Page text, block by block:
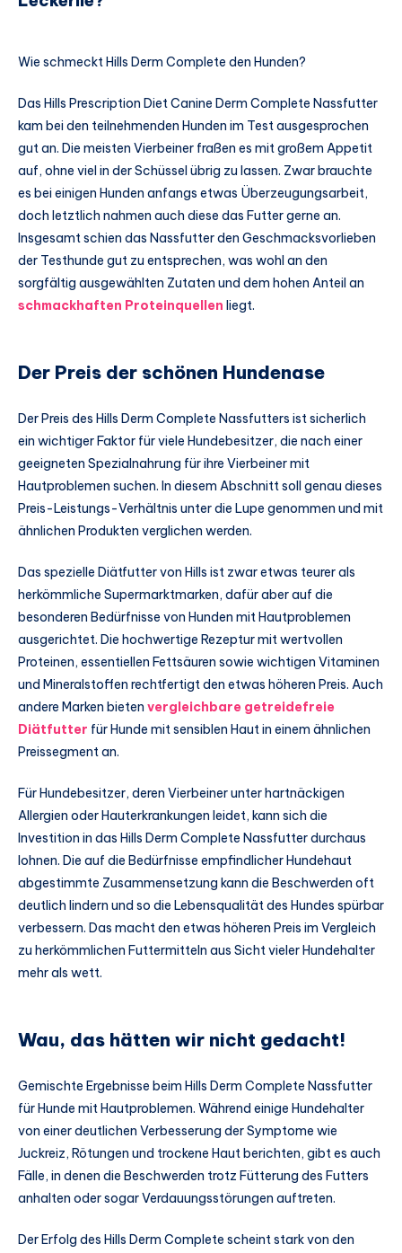
Wie schmeckt Hills Derm Complete den Hunden?
Das Hills Prescription Diet Canine Derm Complete Nassfutter
kam bei den teilnehmenden Hunden im Test ausgesprochen
gut an. Die meisten Vierbeiner fraßen es mit großem Appetit
auf, ohne viel in der Schüssel übrig zu lassen. Zwar brauchte
es bei einigen Hunden anfangs etwas Überzeugungsarbeit,
doch letztlich nahmen auch diese das Futter gerne an.
Insgesamt schien das Nassfutter den Geschmacksvorlieben
der Testhunde gut zu entsprechen, was wohl an den
sorgfältig ausgewählten Zutaten und dem hohen Anteil an
schmackhaften Proteinquellen liegt.
Der Preis der schönen Hundenase
Der Preis des Hills Derm Complete Nassfutters ist sicherlich
ein wichtiger Faktor für viele Hundebesitzer, die nach einer
geeigneten Spezialnahrung für ihre Vierbeiner mit
Hautproblemen suchen. In diesem Abschnitt soll genau dieses
Preis-Leistungs-Verhältnis unter die Lupe genommen und mit
ähnlichen Produkten verglichen werden.
Das spezielle Diätfutter von Hills ist zwar etwas teurer als
herkömmliche Supermarktmarken, dafür aber auf die
besonderen Bedürfnisse von Hunden mit Hautproblemen
ausgerichtet. Die hochwertige Rezeptur mit wertvollen
Proteinen, essentiellen Fettsäuren sowie wichtigen Vitaminen
und Mineralstoffen rechtfertigt den etwas höheren Preis. Auch
andere Marken bieten vergleichbare getreidefreie
Diätfutter für Hunde mit sensiblen Haut in einem ähnlichen
Preissegment an.
Für Hundebesitzer, deren Vierbeiner unter hartnäckigen
Allergien oder Hauterkrankungen leidet, kann sich die
Investition in das Hills Derm Complete Nassfutter durchaus
lohnen. Die auf die Bedürfnisse empfindlicher Hundehaut
abgestimmte Zusammensetzung kann die Beschwerden oft
deutlich lindern und so die Lebensqualität des Hundes spürbar
verbessern. Das macht den etwas höheren Preis im Vergleich
zu herkömmlichen Futtermitteln aus Sicht vieler Hundehalter
mehr als wett.
Wau, das hätten wir nicht gedacht!
Gemischte Ergebnisse beim Hills Derm Complete Nassfutter
für Hunde mit Hautproblemen. Während einige Hundehalter
von einer deutlichen Verbesserung der Symptome wie
Juckreiz, Rötungen und trockene Haut berichten, gibt es auch
Fälle, in denen die Beschwerden trotz Fütterung des Futters
anhalten oder sogar Verdauungsstörungen auftreten.
Der Erfolg des Hills Derm Complete scheint stark von den